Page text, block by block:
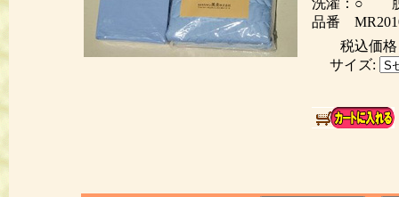
洗濯：○
品番
税込価
サイズ: